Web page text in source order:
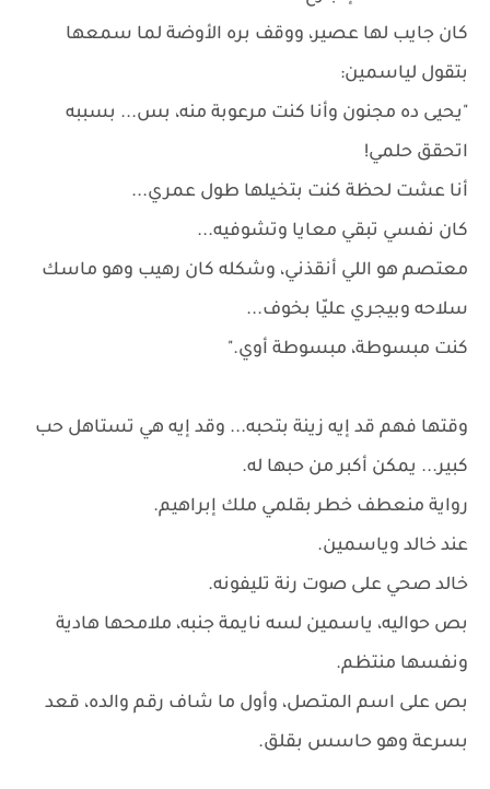
كان جايب لها عصير، ووقف بره الأوضة لما سمعها
بتقول لياسمين:
"يحيى ده مجنون وأنا كنت مرعوبة منه، بس... بسببه
اتحقق حلمي!
أنا عشت لحظة كنت بتخيلها طول عمري...
كان نفسي تبقي معايا وتشوفيه...
معتصم هو اللي أنقذني، وشكله كان رهيب وهو ماسك
سلاحه وبيجري عليّا بخوف...
كنت مبسوطة، مبسوطة أوي."
وقتها فهم قد إيه زينة بتحبه... وقد إيه هي تستاهل حب
كبير... يمكن أكبر من حبها له.
رواية منعطف خطر بقلمي ملك إبراهيم.
عند خالد وياسمين.
خالد صحي على صوت رنة تليفونه.
بص حواليه، ياسمين لسه نايمة جنبه، ملامحها هادية
ونفسها منتظم.
بص على اسم المتصل، وأول ما شاف رقم والده، قعد
بسرعة وهو حاسس بقلق.